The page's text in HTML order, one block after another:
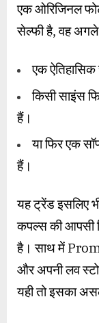
एक ओरिजिनल
सेल्फी है, वह
एक ऐतिहासिक
किसी साइंस
हैं।
या फिर एक
हैं।
यह ट्रेंड इसलिए
कपल्स की आपसी
है। साथ में
और अपनी लव
यही तो इसका